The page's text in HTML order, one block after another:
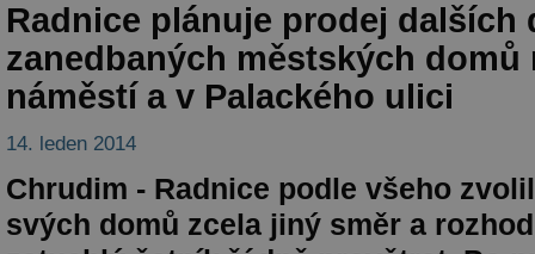
Radnice plánuje prodej dalších
zanedbaných městských domů
náměstí a v Palackého ulici
14. leden 2014
Chrudim - Radnice podle všeho
svých domů zcela jiný směr a